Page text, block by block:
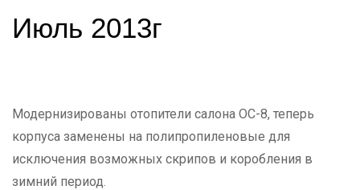
Июль 2013г
Модернизированы отопители салона ОС-8, теперь
корпуса заменены на полипропиленовые для
исключения возможных скрипов и коробления в
зимний период.